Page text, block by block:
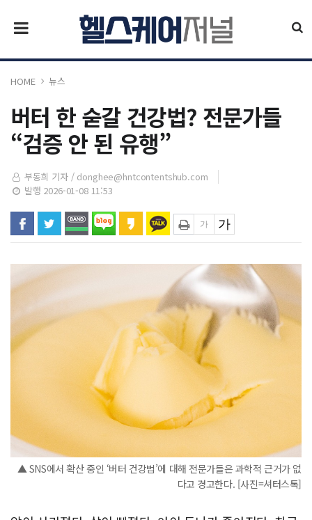
HOME 뉴스
버터 한 숟갈 건강법? 전문가들
“검증 안 된 유행”
부동희 기자 / donghee@hntcontentshub.com
발행 2026-01-08 11:53
▲ SNS에서 확산 중인 ‘버터 건강법’에 대해 전문가들은 과학적 근거가 없
다고 경고한다. [사진=셔터스톡]